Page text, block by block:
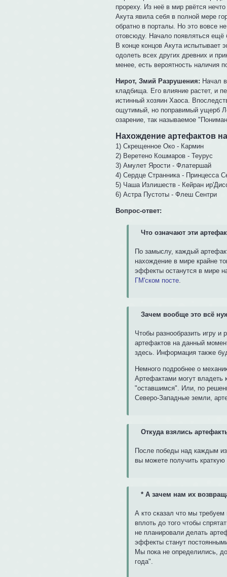
прореху. Из неё в мир рвётся
Акута явила себя в полной мере
обратно в порталы. Но это вовсе
отовсюду. Начало появляться
В конце концов Акута испытывает
одолеть всех других древних и
менее, есть вероятность наличия
Нирот, Змий Разрушения: Начал
кладбища. Его влияние растет, и
истинный хозяин Хаоса.
ощутимый, но поправимый ущерб
озарение, так называемое
Нахождение артефактов
1) Скрещенное Око - Кармин
2) Веретено Кошмаров - Теурус
3) Амулет Ярости - Флатершай
4) Сердце Странника - Принцесса
5) Чаша Излишеств - Кейран
6) Астра Пустоты - Флеш Сентри
Вопрос-ответ:
Что означают эти
По замыслу, каждый
нахождение в мире крайне
эффекты останутся в мире
ГМ'ском посте.
Зачем вообще это всё
Чтобы разнообразить игру
артефактов на данный
здесь. Информация также
Немного подробнее о
Артефактами могут владеть
"оставшимся". Или, по
Северо-Западные земли,
Откуда взялись
После победы над каждым
вы можете получить
*А зачем нам их
А кто сказал что мы
вплоть до того чтобы
не планировали делать
эффекты станут
Мы пока не определились,
года".